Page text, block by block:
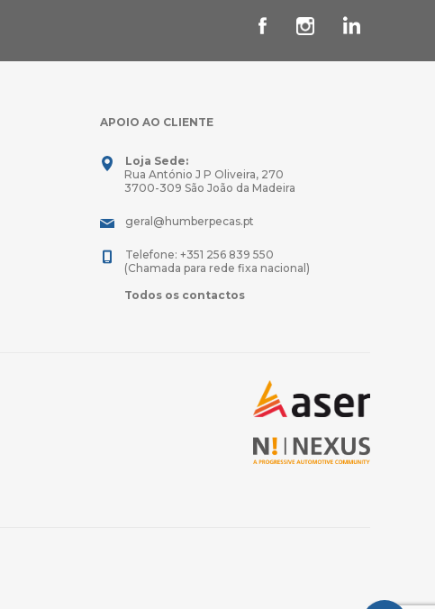
APOIO AO CLIENTE
Loja Sede:
Rua António J P Oliveira, 270
3700-309 São João da Madeira
geral@humberpecas.pt
Telefone: +351 256 839 550
(Chamada para rede fixa nacional)
Todos os contactos